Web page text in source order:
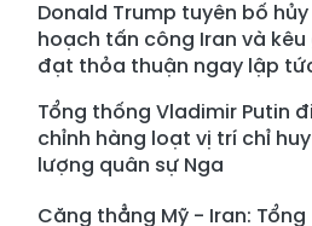
Donald Trump tuyên bố
hoạch tấn công Iran và kêu
đạt thỏa thuận ngay lập
Tổng thống Vladimir Putin
chỉnh hàng loạt vị trí chỉ
lượng quân sự Nga
Căng thẳng Mỹ - Iran: Tổng